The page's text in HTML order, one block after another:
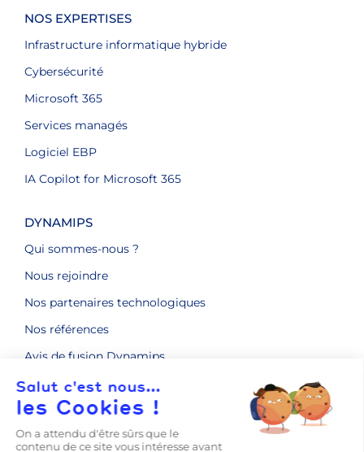
NOS EXPERTISES
Infrastructure informatique hybride
Cybersécurité
Microsoft 365
Services managés
Logiciel EBP
IA Copilot for Microsoft 365
DYNAMIPS
Qui sommes-nous ?
Nous rejoindre
Nos partenaires technologiques
Nos références
Avis de fusion Dynamips
ENGAGEMENTS RSE
CONTACT